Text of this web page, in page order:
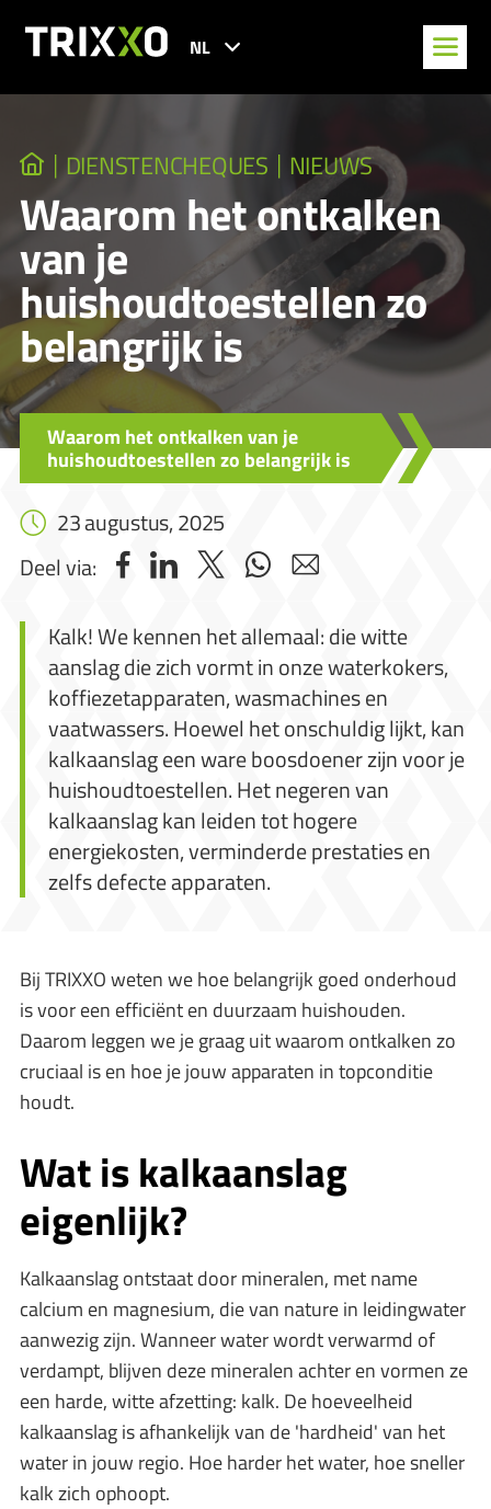
NL
DIENSTENCHEQUES NIEUWS
Waarom het ontkalken
van je
huishoudtoestellen zo
belangrijk is
Waarom het ontkalken van je
huishoudtoestellen zo belangrijk is
23 augustus, 2025
Deel via:
Kalk! We kennen het allemaal: die witte
aanslag die zich vormt in onze waterkokers,
koffiezetapparaten, wasmachines en
vaatwassers. Hoewel het onschuldig lijkt, kan
kalkaanslag een ware boosdoener zijn voor je
huishoudtoestellen. Het negeren van
kalkaanslag kan leiden tot hogere
energiekosten, verminderde prestaties en
zelfs defecte apparaten.
Bij TRIXXO weten we hoe belangrijk goed onderhoud
is voor een efficiënt en duurzaam huishouden.
Daarom leggen we je graag uit waarom ontkalken zo
cruciaal is en hoe je jouw apparaten in topconditie
houdt.
Wat is kalkaanslag
eigenlijk?
Kalkaanslag ontstaat door mineralen, met name
calcium en magnesium, die van nature in leidingwater
aanwezig zijn. Wanneer water wordt verwarmd of
verdampt, blijven deze mineralen achter en vormen ze
een harde, witte afzetting: kalk. De hoeveelheid
kalkaanslag is afhankelijk van de 'hardheid' van het
water in jouw regio. Hoe harder het water, hoe sneller
kalk zich ophoopt.